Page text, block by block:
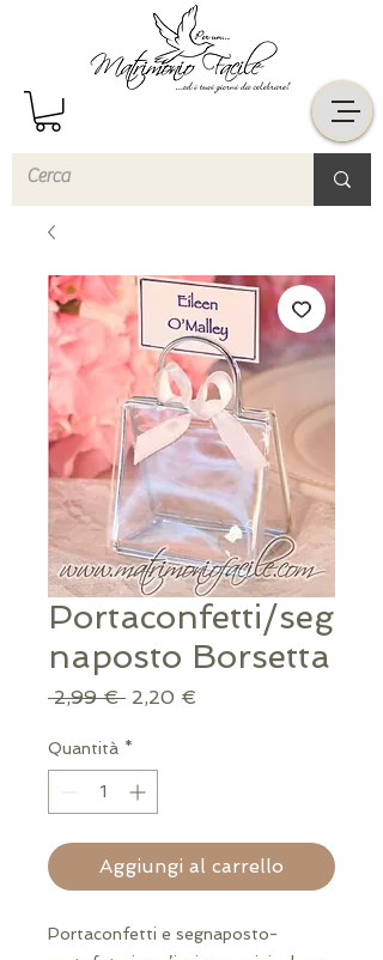
Portaconfetti/seg
naposto Borsetta
2,99 € Prezzo
2,20 €
Quantità *
Aggiungi al carrello
Portaconfetti e segnaposto-